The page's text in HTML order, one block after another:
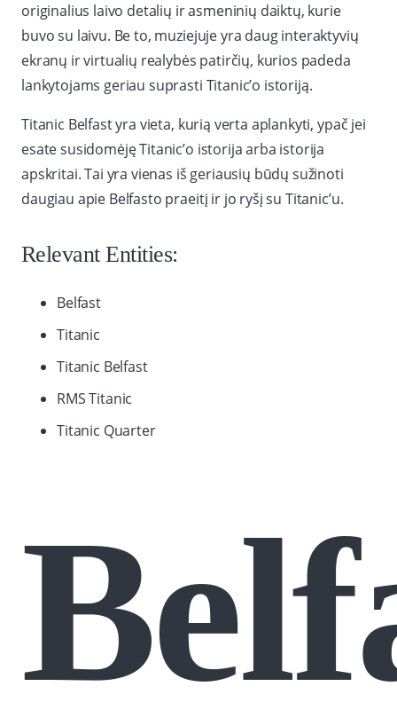
originalius laivo detalių ir asmeninių daiktų, kurie
buvo su laivu. Be to, muziejuje yra daug interaktyvių
ekranų ir virtualių realybės patirčių, kurios padeda
lankytojams geriau suprasti Titanic’o istoriją.
Titanic Belfast yra vieta, kurią verta aplankyti, ypač jei
esate susidomėję Titanic’o istorija arba istorija
apskritai. Tai yra vienas iš geriausių būdų sužinoti
daugiau apie Belfasto praeitį ir jo ryšį su Titanic’u.
Relevant Entities:
Belfast
Titanic
Titanic Belfast
RMS Titanic
Titanic Quarter